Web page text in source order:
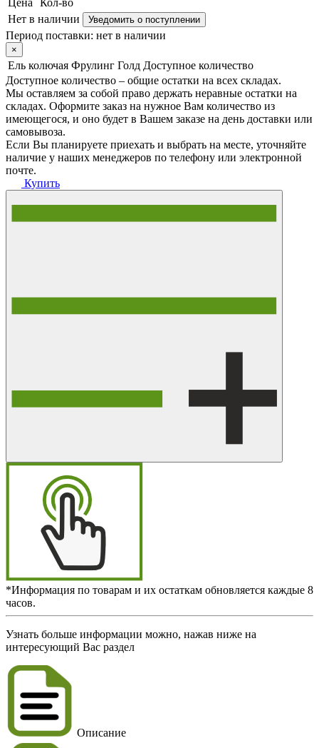
Нет в наличии
Уведомить о поступлении
Период поставки: нет в наличии
×
Ель колючая Фрулинг Голд Доступное количество
Доступное количество – общие остатки на всех складах.
Мы оставляем за собой право держать неравные остатки на
складах. Оформите заказ на нужное Вам количество из
имеющегося, и оно будет в Вашем заказе на день доставки или
самовывоза.
Если Вы планируете приехать и выбрать на месте, уточняйте
наличие у наших менеджеров по телефону или электронной
почте.
Купить
*Информация по товарам и их остаткам обновляется каждые 8
часов.
Узнать больше информации можно, нажав ниже на
интересующий Вас раздел
Описание